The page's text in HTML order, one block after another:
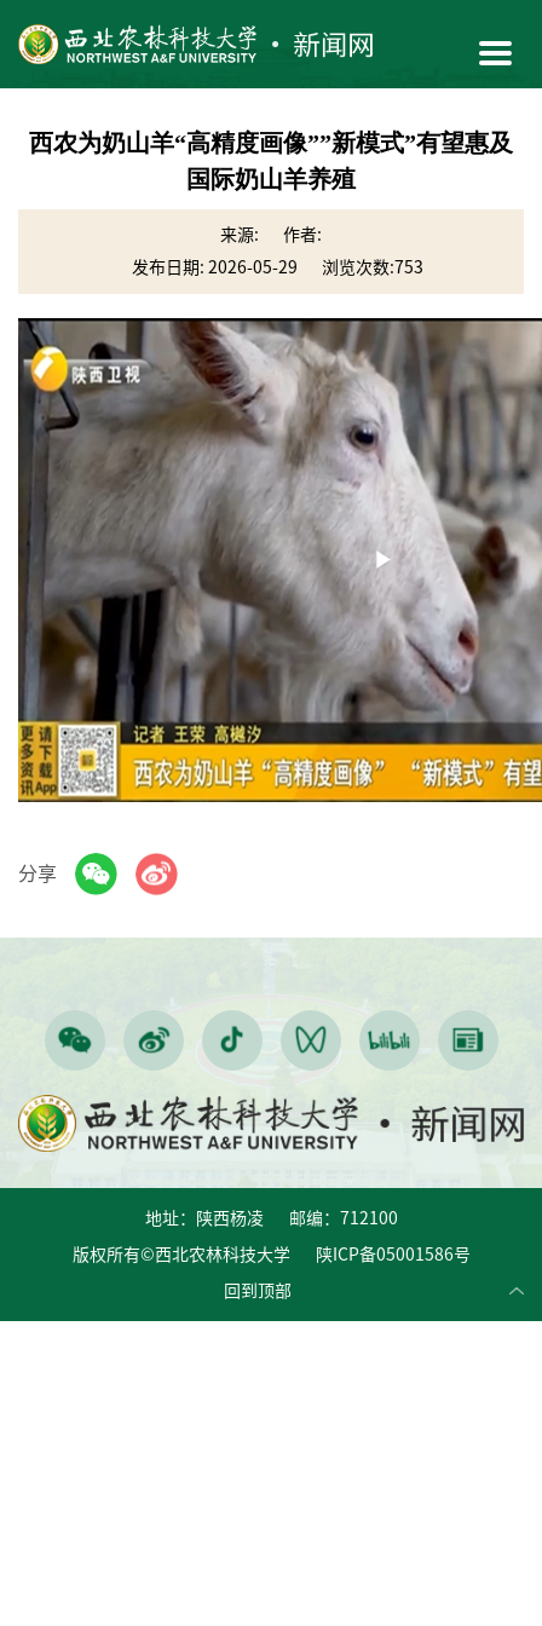
西农为奶山羊“高精度画像””新模式”有望惠及
国际奶山羊养殖
来源:
作者:
发布日期: 2026-05-29
浏览次数: 753
Play
Video
分享
地址：陕西杨凌 邮编：712100
版权所有©西北农林科技大学 陕ICP备05001586号
回到顶部